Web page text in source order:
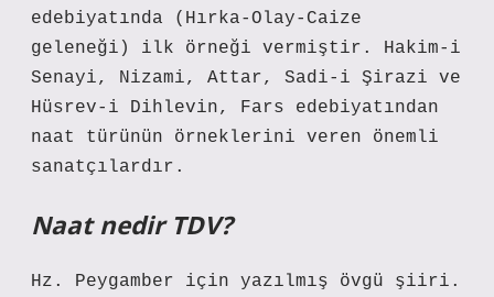
edebiyatında (Hırka-Olay-Caize
geleneği) ilk örneği vermiştir. Hakim-i
Senayi, Nizami, Attar, Sadi-i Şirazi ve
Hüsrev-i Dihlevin, Fars edebiyatından
naat türünün örneklerini veren önemli
sanatçılardır.
Naat nedir TDV?
Hz. Peygamber için yazılmış övgü şiiri.